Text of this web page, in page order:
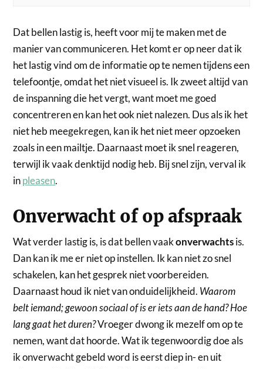
Dat bellen lastig is, heeft voor mij te maken met de
manier van communiceren. Het komt er op neer dat ik
het lastig vind om de informatie op te nemen tijdens een
telefoontje, omdat het niet visueel is. Ik zweet altijd van
de inspanning die het vergt, want moet me goed
concentreren en kan het ook niet nalezen. Dus als ik het
niet heb meegekregen, kan ik het niet meer opzoeken
zoals in een mailtje. Daarnaast moet ik snel reageren,
terwijl ik vaak denktijd nodig heb. Bij snel zijn, verval ik
inpleasen.
Onverwacht of op afspraak
Wat verder lastig is, is dat bellen vaakonverwachtsis.
Dan kan ik me er niet op instellen. Ik kan niet zo snel
schakelen, kan het gesprek niet voorbereiden.
Daarnaast houd ik niet van onduidelijkheid. Waarom
belt iemand; gewoon sociaal of is er iets aan de hand? Hoe
lang gaat het duren?Vroeger dwong ik mezelf om op te
nemen, want dat hoorde. Wat ik tegenwoordig doe als
ik onverwacht gebeld word is eerst diep in- en uit